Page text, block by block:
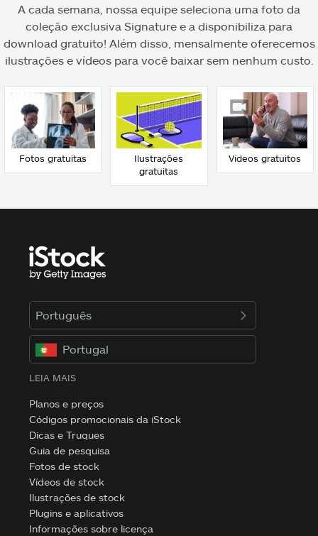
A cada semana, nossa equipe seleciona uma foto da
coleção exclusiva Signature e a disponibiliza para
download gratuito! Além disso, mensalmente oferecemos
ilustrações e vídeos para você baixar sem nenhum custo.
Fotos gratuitas
Ilustrações
gratuitas
Vídeos gratuitos
Português
Portugal
LEIA MAIS
Planos e preços
Códigos promocionais da iStock
Dicas e Truques
Guia de pesquisa
Fotos de stock
Vídeos de stock
Ilustrações de stock
Plugins e aplicativos
Informações sobre licença